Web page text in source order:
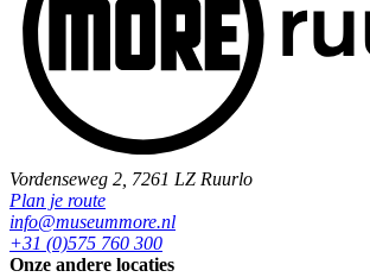
Vordenseweg 2, 7261 LZ Ruurlo
Plan je route
info@museummore.nl
+31 (0)575 760 300
Onze andere locaties